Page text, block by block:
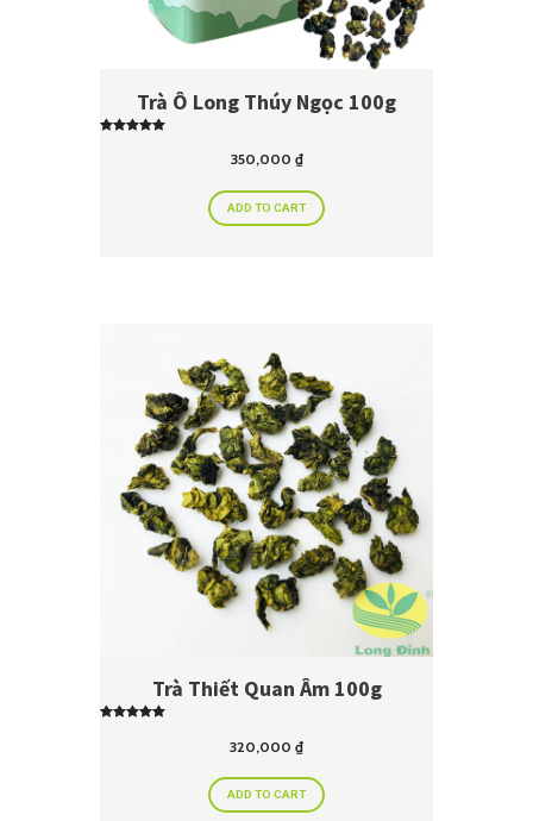
Trà Ô Long Thúy Ngọc 100g
350,000 ₫
ADD TO CART
Trà Thiết Quan Âm 100g
320,000 ₫
ADD TO CART